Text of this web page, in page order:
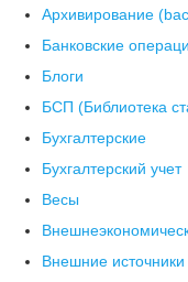
Архивирование
Банковские
Блоги
БСП (Библиотека
Бухгалтерские
Бухгалтерский учет
Весы
Внешние